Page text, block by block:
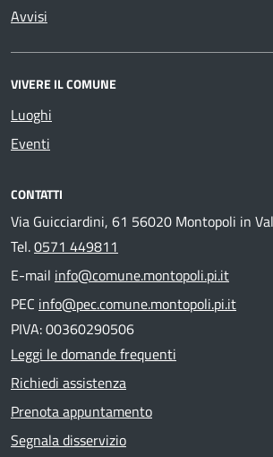
Avvisi
VIVERE IL COMUNE
Luoghi
Eventi
CONTATTI
Via Guicciardini, 61 56020 Montopoli in
Tel.0571 449811
E-mail info@comune.montopoli.pi.it
PEC info@pec.comune.montopoli.pi.it
PIVA: 00360290506
Leggi le domande frequenti
Richiedi assistenza
Prenota appuntamento
Segnala disservizio